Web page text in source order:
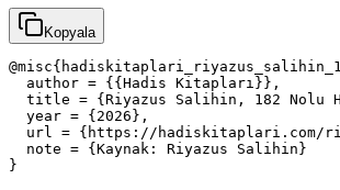
Kopyala
  author = {{Hadis Kitapları}},
title = {Riyazus Salihin, 182 Nolu
  year = {2026},
url = {https://hadiskitaplari.com/
  note = {Kaynak: Riyazus Salihin}
}